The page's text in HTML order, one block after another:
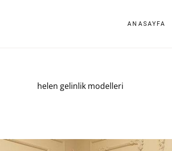
ANASAYFA
helen gelinlik modelleri